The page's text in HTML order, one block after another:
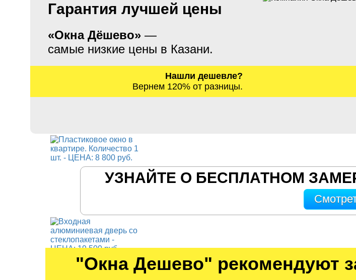
Гарантия лучшей цены
«Окна Дёшево» —
самые низкие цены в Казани.
Нашли дешевле?
Вернем 120% от разницы.
УЗНАЙТЕ О БЕСПЛАТНОМ
"Окна Дешево" рекомендуют